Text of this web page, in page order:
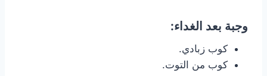
وجبة بعد الغداء:
كوب زبادي.
كوب من التوت.